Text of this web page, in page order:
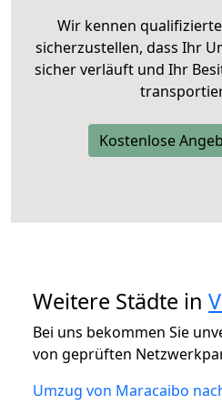
Wir kennen qualifizierte
sicherzustellen, dass Ihr
sicher verläuft und Ihr
Kostenlose
Weitere Städte in
Bei uns bekommen Sie
von geprüften
Umzug von Maracaibo